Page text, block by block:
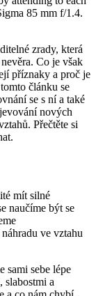
zrady, která
Co je však
příznaky a proč je
článku se
se s ní a také
nových
Přečtěte si
mít silné
naučíme být se
ve vztahu
sami sebe lépe
slabostmi a